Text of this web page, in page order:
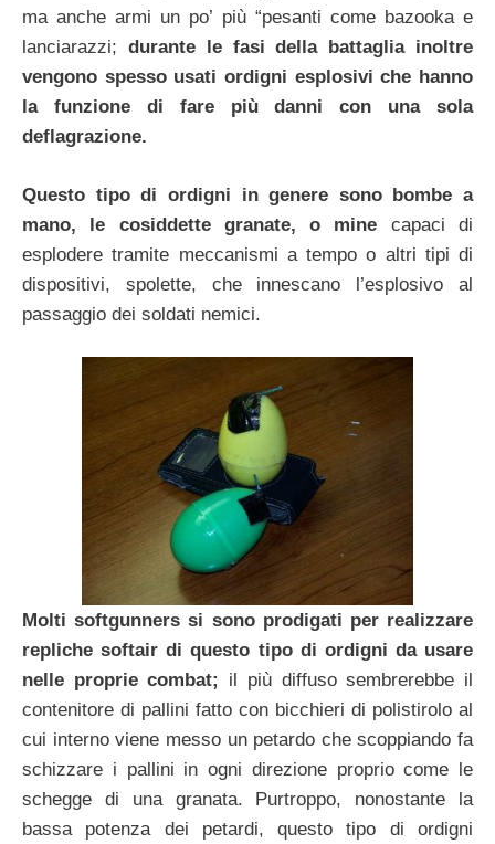
ma anche armi un po’ più “pesanti come bazooka e
lanciarazzi; durante le fasi della battaglia inoltre
vengono spesso usati ordigni esplosivi che hanno
la funzione di fare più danni con una sola
deflagrazione.
Questo tipo di ordigni in genere sono bombe a
mano, le cosiddette granate, o mine capaci di
esplodere tramite meccanismi a tempo o altri tipi di
dispositivi, spolette, che innescano l’esplosivo al
passaggio dei soldati nemici.
Molti softgunners si sono prodigati per realizzare
repliche softair di questo tipo di ordigni da usare
nelle proprie combat;
il più diffuso sembrerebbe il
contenitore di pallini fatto con bicchieri di polistirolo al
cui interno viene messo un petardo che scoppiando fa
schizzare i pallini in ogni direzione proprio come le
schegge di una granata. Purtroppo, nonostante la
bassa potenza dei petardi, questo tipo di ordigni